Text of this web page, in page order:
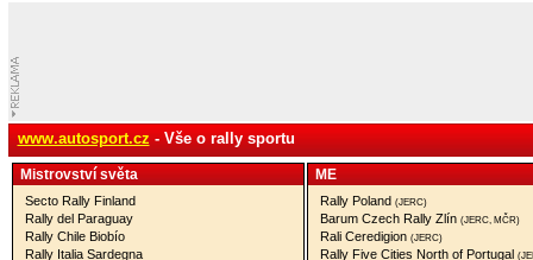
www.autosport.cz - Vše o rally sportu
Mistrovství­ světa
Secto Rally Finland
Rally del Paraguay
Rally Chile Biobío
Rally Italia Sardegna
ME
Rally Poland (JERC)
Barum Czech Rally Zlín (JERC, MČR)
Rali Ceredigion (JERC)
Rally Five Cities North of Portugal